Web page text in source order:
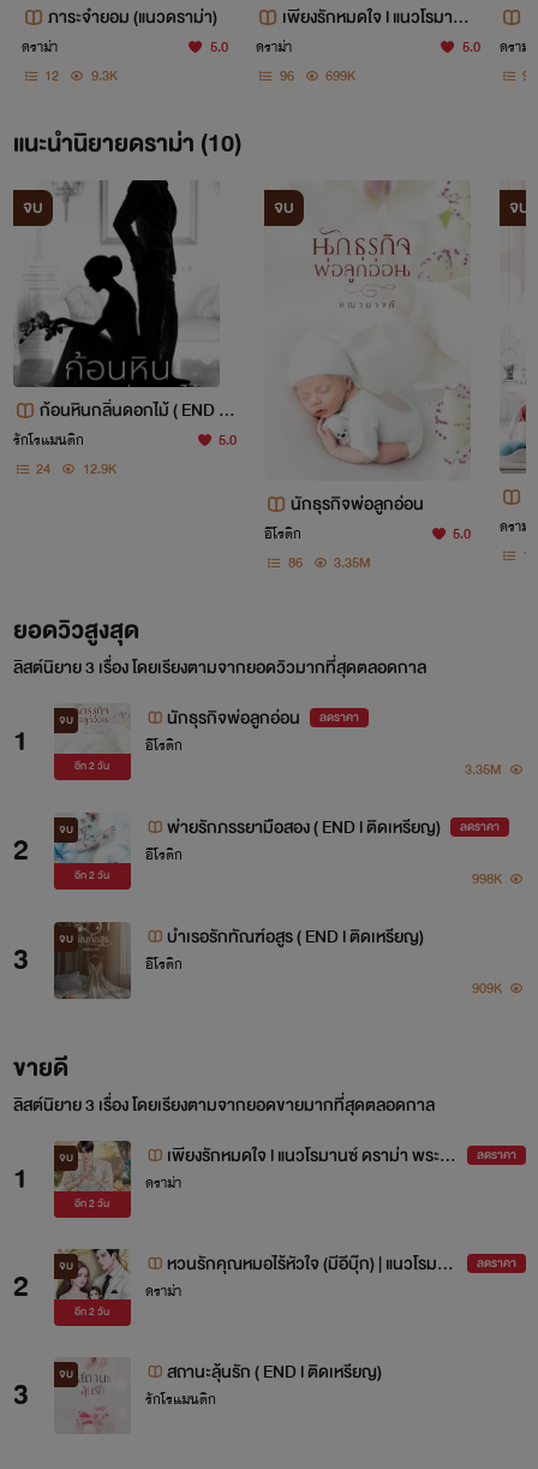
ภาระจำยอม (แนวดราม่า)
ดราม่า
5.0
12
9.3K
เพียงรักหมดใจ l แนวโรมานซ์
ดราม่า พระเอกปากร้าย l มีอี
บุ๊ก
ดราม่า
5.0
96
699K
ดราม่า
96
แนะนำนิยายดราม่า (10)
จบ
ก้อนหินกลิ่นดอกไม้ ( END l ติ
ดเหรียญ)
รักโรแมนติก
5.0
24
12.9K
จบ
วัน
นักธุรกิจพ่อลูกอ่อน
อีโรติก
5.0
86
3.35M
จบ
วัน
ดราม่า
ยอดวิวสูงสุด
ลิสต์นิยาย 3 เรื่อง โดยเรียงตามจากยอดวิวมากที่สุดตลอดกาล
1 จบ
อีก2 วัน
นักธุรกิจพ่อลูกอ่อน ลดราคา
อีโรติก
3.35M
2 จบ
อีก2 วัน
พ่ายรักภรรยามือสอง ( END l ติดเหรียญ) ลดราคา
อีโรติก
998K
3 จบ บำเรอรักทัณฑ์อสูร ( END l ติดเหรียญ)
อีโรติก
909K
ขายดี
ลิสต์นิยาย 3 เรื่อง โดยเรียงตามจากยอดขายมากที่สุดตลอดกาล
1 จบ
อีก2 วัน
เพียงรักหมดใจ l แนวโรมานซ์ ดราม่า พระเอ
กปากร้าย l มีอีบุ๊ก
ลดราคา
ดราม่า
2 จบ
อีก2 วัน
หวนรักคุณหมอไร้หัวใจ (มีอีบุ๊ก) | แนวโรมาน
ซ์ ดราม่่า พระเอกใจร้าย
ลดราคา
ดราม่า
3 จบ สถานะลุ้นรัก ( END l ติดเหรียญ)
รักโรแมนติก